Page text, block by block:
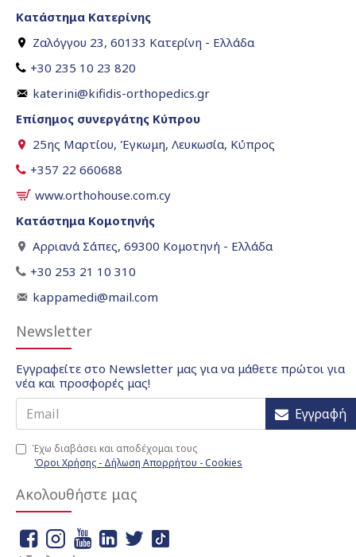
Κατάστημα Κατερίνης
Ζαλόγγου 23, 60133 Κατερίνη - Ελλάδα
+30 235 10 23 820
katerini@kifidis-orthopedics.gr
Επίσημος συνεργάτης Κύπρου
25ης Μαρτίου, Έγκωμη, Λευκωσία, Κύπρος
+357 22 660688
www.orthohouse.com.cy
Κατάστημα Κομοτηνής
Αρριανά Σάπες, 69300 Κομοτηνή - Ελλάδα
+30 253 21 10 310
kappamedi@mail.com
Newsletter
Εγγραφείτε στο Newsletter μας για να μάθετε πρώτοι για
νέα και προσφορές μας!
Εγγραφή
Έχω διαβάσει και αποδέχομαι τους
Όροι Χρήσης - Δήλωση Απορρήτου - Cookies
Ακολουθήστε μας